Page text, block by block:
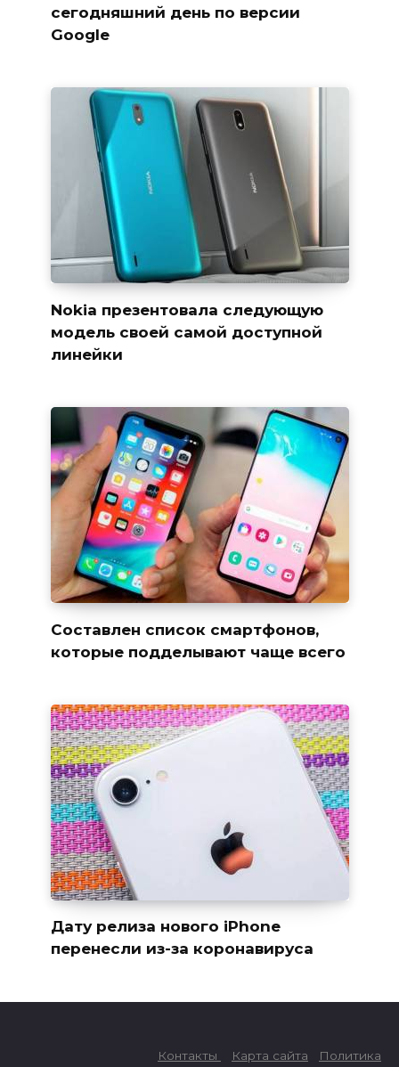
сегодняшний день по версии
Google
Nokia презентовала следующую
модель своей самой доступной
линейки
Составлен список смартфонов,
которые подделывают чаще всего
Дату релиза нового iPhone
перенесли из-за коронавируса
Контакты Карта сайта
Политика